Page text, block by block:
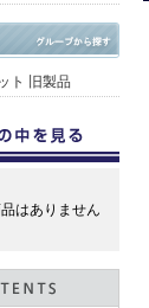
ト 旧製品
はありません